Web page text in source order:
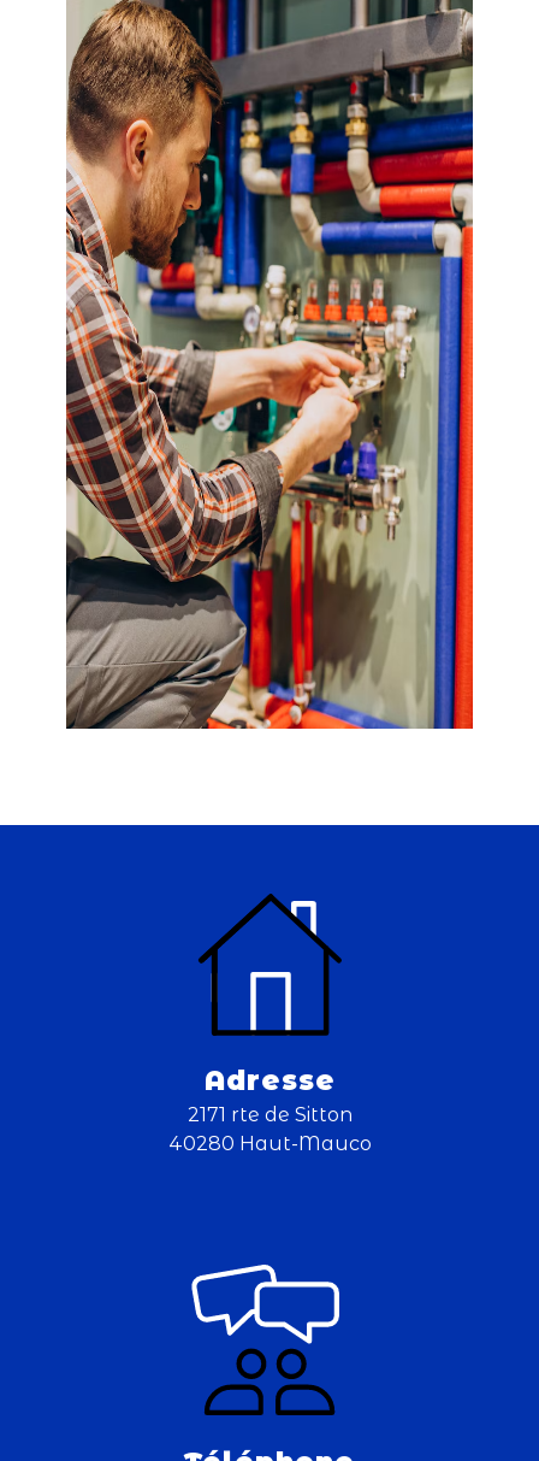
Adresse
2171 rte de Sitton
40280 Haut-Mauco